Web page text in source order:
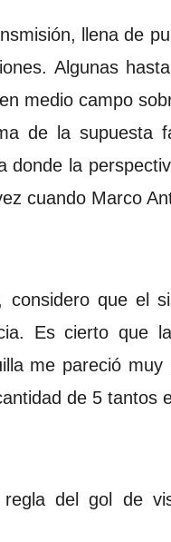
llena de
Algunas
medio campo
de la supuesta
donde la
cuando Marco
considero que el
Es cierto que
me pareció
de 5 tantos
del gol de